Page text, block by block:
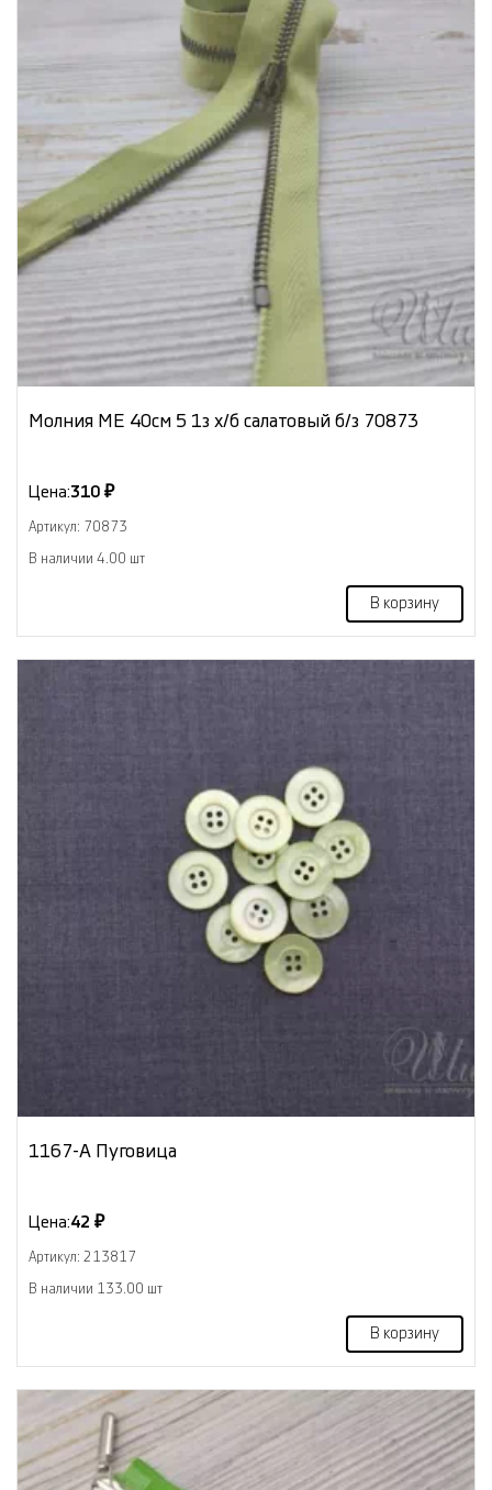
Молния МЕ 40см 5 1з х/б салатовый б/з 70873
Цена:310 ₽
Артикул: 70873
В наличии 4.00 шт
В корзину
1167-А Пуговица
Цена:42 ₽
Артикул: 213817
В наличии 133.00 шт
В корзину